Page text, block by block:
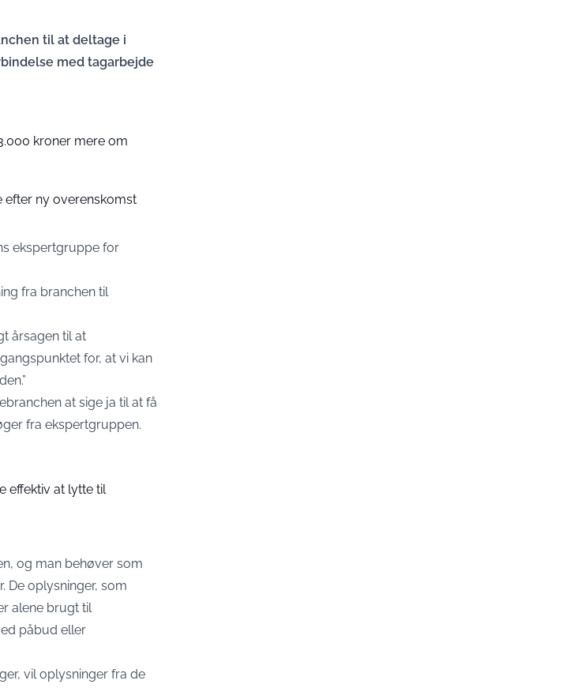
til at deltage i
med tagarbejde
kroner mere om
efter ny overenskomst
ekspertgruppe for
fra branchen til
årsagen til at
for, at vi kan
at sige ja til at få
fra ekspertgruppen.
effektiv at lytte til
og man behøver som
De oplysninger, som
alene brugt til
påbud eller
vil oplysninger fra de